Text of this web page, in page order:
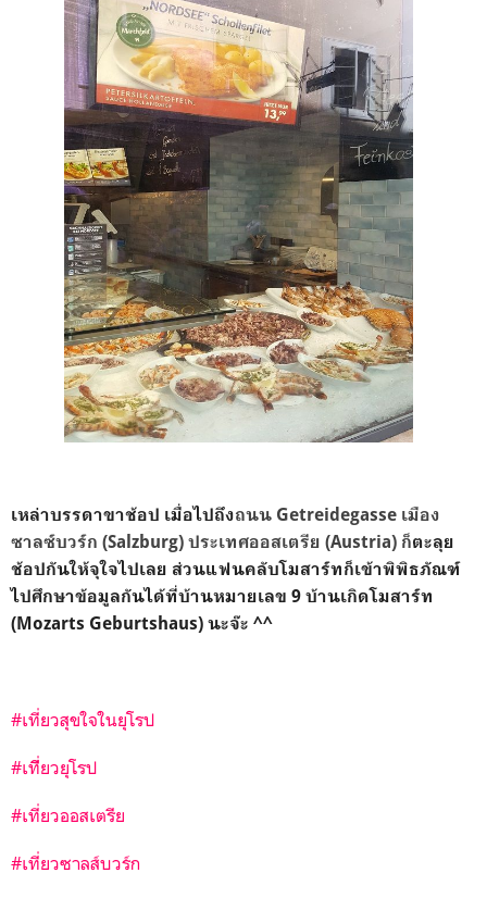
เหล่าบรรดาขาช้อป เมื่อไปถึงถนน Getreidegasse เมือง
ซาลซ์บวร์ก (Salzburg) ประเทศออสเตรีย (Austria) ก็ตะลุย
ช้อปกันให้จุใจไปเลย ส่วนแฟนคลับโมสาร์ทก็เข้าพิพิธภัณฑ์
ไปศึกษาข้อมูลกันได้ที่บ้านหมายเลข 9 บ้านเกิดโมสาร์ท
(Mozarts Geburtshaus) นะจ๊ะ ^^
#เที่ยวสุขใจในยุโรป
#เทีี่ยวยุโรป
#เที่ยวออสเตรีย
#เที่ยวซาลส์บวร์ก